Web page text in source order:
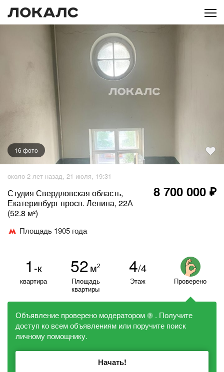
16 фото
около 2 лет назад, 21 июля, 19:31
Студия Свердловская область,
Екатеринбург просп. Ленина, 22А
(52.8 м²)
8 700 000 ₽
Площадь 1905 года
1 -к
квартира
52м2
Площадь
квартиры
4/4
Этаж Проверено
Объявление проверено модератором ?
. Получите
доступ ко всем объявлениям или поручите поиск
личному помощнику.
Начать!